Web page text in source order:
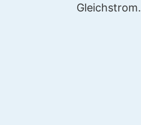
Gleichstrom.